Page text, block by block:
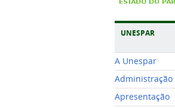
UNESPAR
A Unespar
Administração
Apresentação